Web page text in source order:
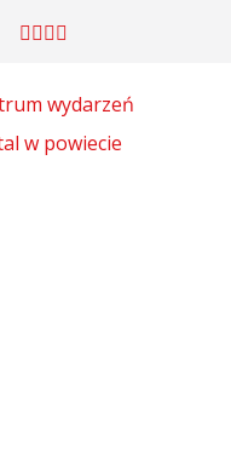
w powiecie